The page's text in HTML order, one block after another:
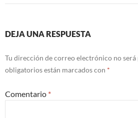
DEJA UNA RESPUESTA
Tu dirección de correo electrónico no será
obligatorios están marcados con *
Comentario *